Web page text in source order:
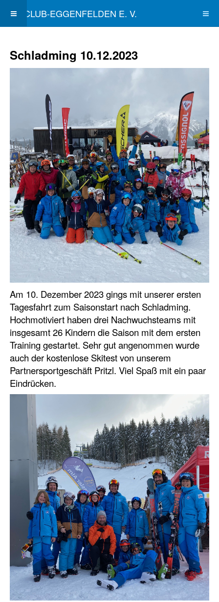
SKICLUB-EGGENFELDEN E. V.
Schladming 10.12.2023
Am 10. Dezember 2023 gings mit unserer ersten
Tagesfahrt zum Saisonstart nach Schladming.
Hochmotiviert haben drei Nachwuchsteams mit
insgesamt 26 Kindern die Saison mit dem ersten
Training gestartet. Sehr gut angenommen wurde
auch der kostenlose Skitest von unserem
Partnersportgeschäft Pritzl. Viel Spaß mit ein paar
Eindrücken.